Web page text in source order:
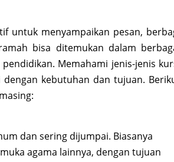
untuk menyampaikan pesan,
bisa ditemukan dalam
Memahami jenis-jenis
kebutuhan dan tujuan.
dan sering dijumpai. Biasanya
agama lainnya, dengan tujuan